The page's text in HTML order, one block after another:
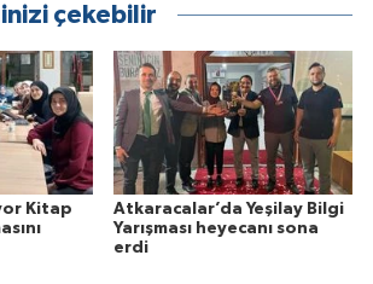
çekebilir
Kitap
Atkaracalar’da Yeşilay Bilgi
Yarışması heyecanı sona
erdi